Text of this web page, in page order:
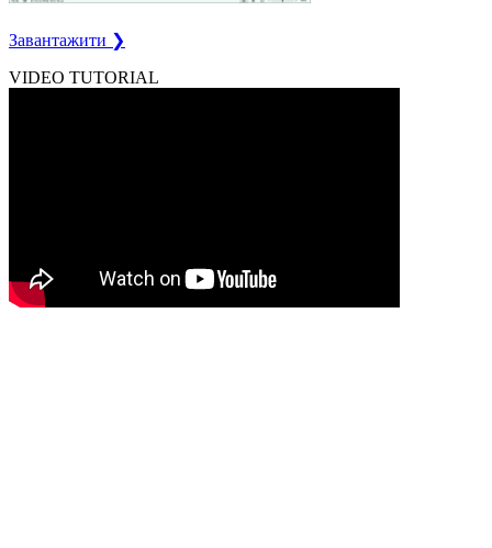
Завантажити ❯
VIDEO TUTORIAL